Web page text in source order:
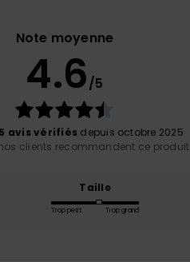
Note moyenne
4.6/5
avis vérifiés depuis octobre 2025
clients recommandent ce produit
Taille
Trop petit Trop grand